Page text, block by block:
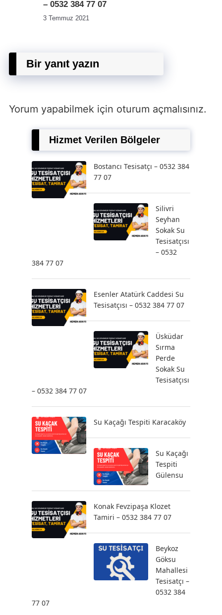
– 0532 384 77 07
3 Temmuz 2021
Bir yanıt yazın
Yorum yapabilmek için oturum açmalısınız.
Hizmet Verilen Bölgeler
Bostancı Tesisatçı – 0532 384
77 07
Silivri
Seyhan
Sokak Su
Tesisatçısı
– 0532
384 77 07
Esenler Atatürk Caddesi Su
Tesisatçısı – 0532 384 77 07
Üsküdar
Sırma
Perde
Sokak Su
Tesisatçısı
– 0532 384 77 07
Su Kaçağı Tespiti Karacaköy
Su Kaçağı
Tespiti
Gülensu
Konak Fevzipaşa Klozet
Tamiri – 0532 384 77 07
Beykoz
Göksu
Mahallesi
Tesisatçı –
0532 384
77 07